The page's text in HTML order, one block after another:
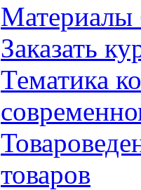
Материалы
Заказать
Тематика
товаров